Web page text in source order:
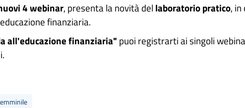
4 webinar, presenta la novità del laboratoriopratico,
finanziaria.
all'educazione finanziaria" puoi registrarti ai singoli